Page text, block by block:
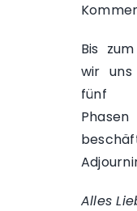
Bis
wir
fünf
Alles